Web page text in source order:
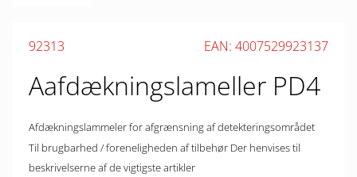
92313 EAN: 4007529923137
Aafdækningslameller PD4
Afdækningslammeler for afgrænsning af detekteringsområdet
Til brugbarhed / foreneligheden af ​​tilbehør Der henvises til
beskrivelserne af de vigtigste artikler